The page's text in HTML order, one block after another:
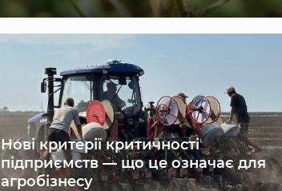
Нові критерії критичності
підприємств — що це означає для
агробізнесу